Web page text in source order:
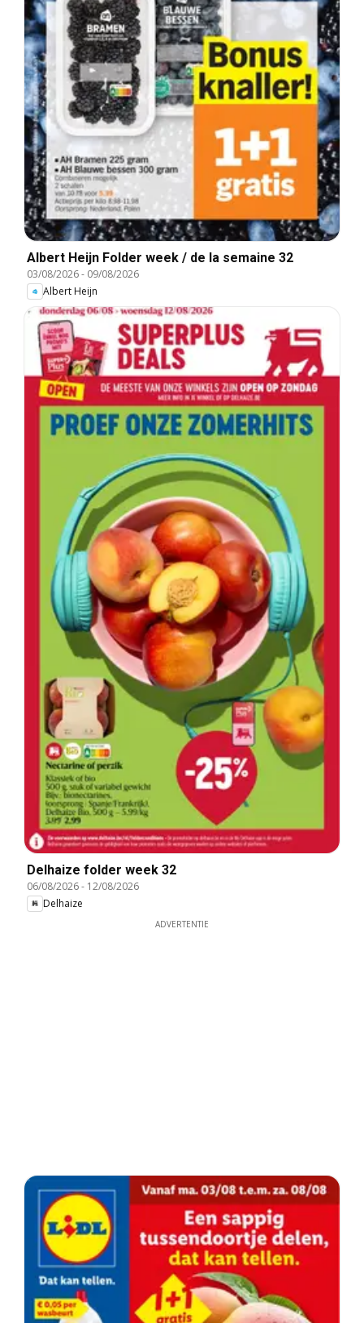
Albert Heijn Folder week / de la semaine 32
03/08/2026- 09/08/2026
Albert Heijn
Delhaize folder week 32
06/08/2026- 12/08/2026
Delhaize
ADVERTENTIE